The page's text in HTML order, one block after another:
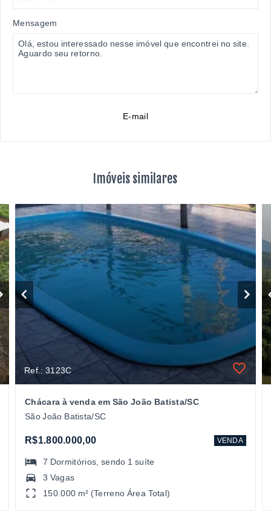
Mensagem
E-mail
Imóveis similares
Ref.: 3123C
Chácara à venda em São João Batista/SC
São João Batista/SC
R$1.800.000,00 VENDA
7 Dormitórios , sendo 1 suíte
3 Vagas
150.000 m² (Terreno Área Total)